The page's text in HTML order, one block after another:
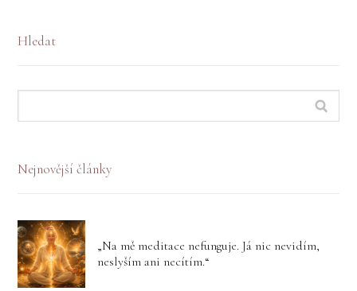
Hledat
Nejnovější články
„Na mě meditace nefunguje. Já nic nevidím,
neslyším ani necítím.“